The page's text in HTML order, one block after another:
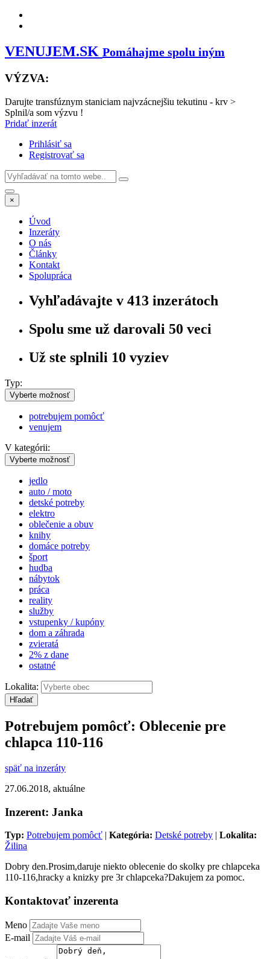
VENUJEM.SK Pomáhajme spolu iným
VÝZVA:
Darujte transfúznym staniciam najvzácnejšiu tekutinu - krv >
Splnil/a som výzvu !
Pridať inzerát
Prihlásiť sa
Registrovať sa
×
Úvod
Inzeráty
O nás
Články
Kontakt
Spolupráca
Vyhľadávajte v 413 inzerátoch
Spolu sme už darovali 50 veci
Už ste splnili 10 vyziev
Typ:
Vyberte možnosť
potrebujem pomôcť
venujem
V kategórii:
Vyberte možnosť
jedlo
auto / moto
detské potreby
elektro
oblečenie a obuv
knihy
domáce potreby
šport
hudba
nábytok
práca
reality
služby
vstupenky / kupóny
dom a záhrada
zvieratá
2% z dane
ostatné
Lokalita:
Hľadať
Potrebujem pomôcť: Oblecenie pre
chlapca 110-116
späť na inzeráty
27.06.2018, aktuálne
Inzerent: Janka
Typ: Potrebujem pomôcť | Kategória: Detské potreby | Lokalita:
Žilina
Dobry den.Prosim,daruje niekto oblecenie do skolky pre chlapceka
110-116,hracky a knizky pre 3r chlapceka?Dakujem za pomoc.
Kontaktovať inzerenta
Meno
E-mail